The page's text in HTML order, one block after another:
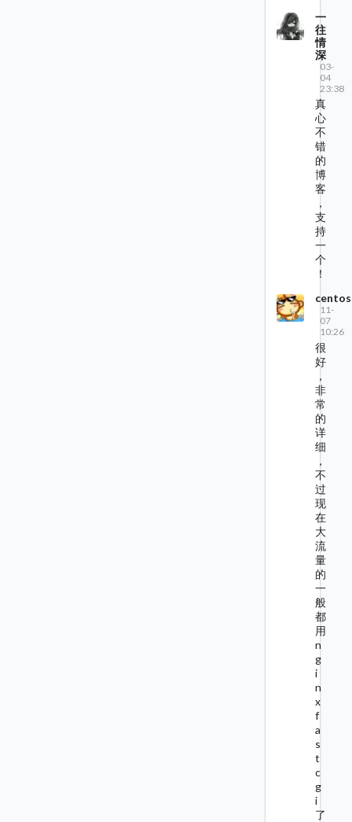
一
往
情
深
03-
04
23:38
真
心
不
错
的
博
客
，
支
持
一
个
！
centos
11-
07
10:26
很
好
，
非
常
的
详
细
，
不
过
现
在
大
流
量
的
一
般
都
用
n
g
i
n
x
f
a
s
t
c
g
i
了